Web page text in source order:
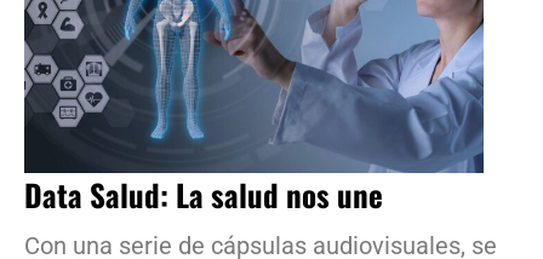
Data Salud: La salud nos une
Con una serie de cápsulas audiovisuales, se